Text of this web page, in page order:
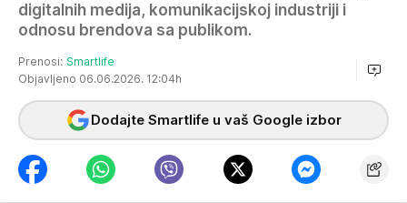
digitalnih medija, komunikacijskoj industriji i
odnosu brendova sa publikom.
Prenosi: Smartlife
Objavljeno 06.06.2026. 12:04h
Dodajte Smartlife u vaš Google izbor